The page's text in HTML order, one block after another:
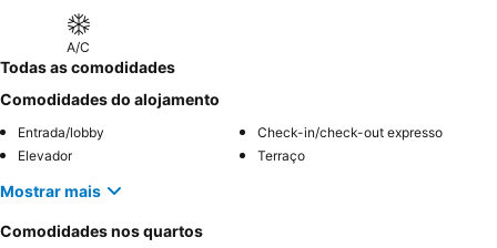
A/C
Todas as comodidades
Comodidades do alojamento
Entrada/lobby
Check-in/check-out expresso
Elevador
Terraço
Mostrar mais
Comodidades nos quartos